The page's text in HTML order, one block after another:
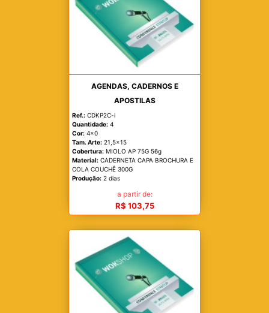
AGENDAS, CADERNOS E
APOSTILAS
Ref.: CDKP2C-i
Quantidade: 4
Cor: 4x0
Tam. Arte: 21,5x15
Cobertura: MIOLO AP 75G 56g
Material: CADERNETA CAPA BROCHURA E
COLA COUCHÊ 300G
Produção: 2 dias
a partir de:
R$ 103,75